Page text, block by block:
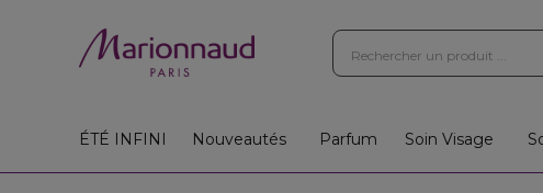
ÉTÉ INFINI Nouveautés Parfum Soin Visage